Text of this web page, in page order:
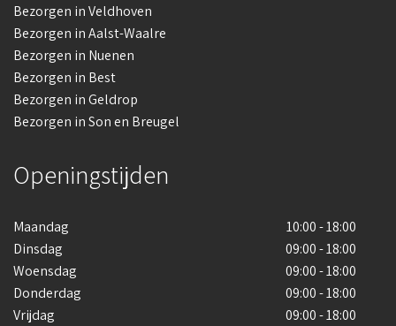
Bezorgen in Veldhoven
Bezorgen in Aalst-Waalre
Bezorgen in Nuenen
Bezorgen in Best
Bezorgen in Geldrop
Bezorgen in Son en Breugel
Openingstijden
Maandag
10:00 - 18:00
Dinsdag
09:00 - 18:00
Woensdag
09:00 - 18:00
Donderdag
09:00 - 18:00
Vrijdag
09:00 - 18:00